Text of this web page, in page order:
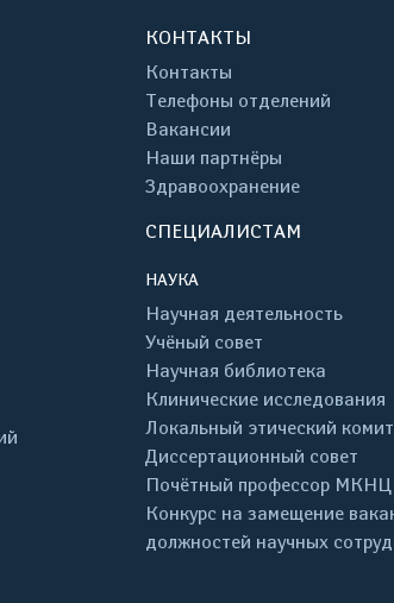
КОНТАКТЫ
Контакты
Телефоны отделений
Вакансии
Наши партнёры
Здравоохранение
СПЕЦИАЛИСТАМ
НАУКА
Научная деятельность
Учёный совет
Научная библиотека
Клинические исследования
Локальный этический
Диссертационный совет
Почётный профессор МКНЦ
Конкурс на замещение
должностей научных